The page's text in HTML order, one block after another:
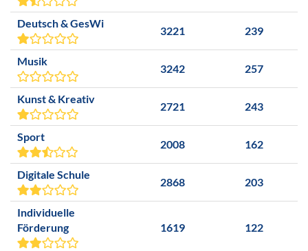
Deutsch & GesWi
3221 239
Musik
3242 257
Kunst & Kreativ
2721 243
Sport
2008 162
Digitale Schule
2868 203
Individuelle
Förderung
1619 122